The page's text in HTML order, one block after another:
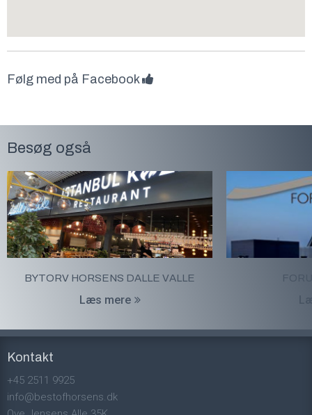
Følg med på Facebook
Besøg også
BYTORV HORSENS DALLE VALLE
Læs mere
Kontakt
+45 2511 9925
info@bestofhorsens.dk